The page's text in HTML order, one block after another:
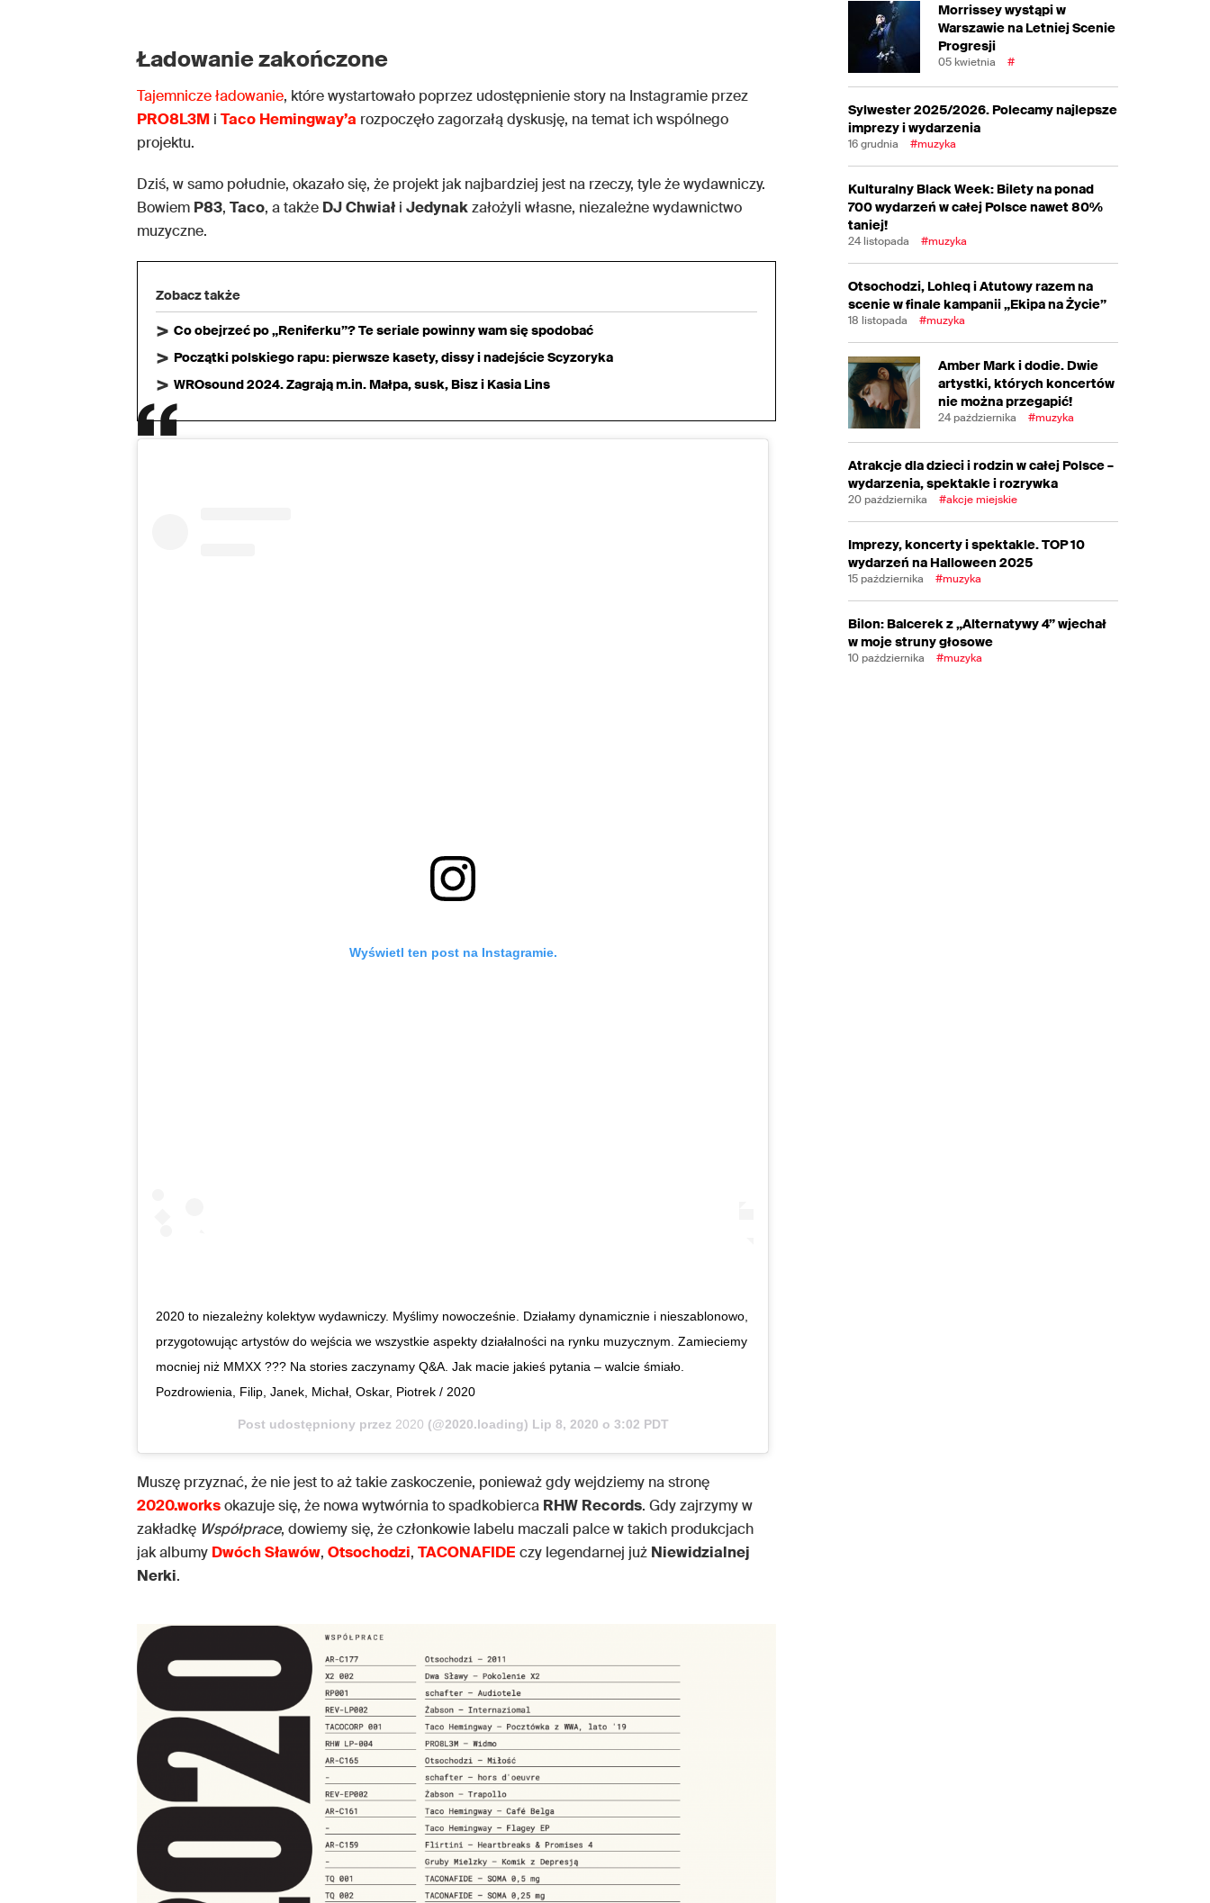
Ładowanie zakończone
Tajemnicze ładowanie, które wystartowało poprzez udostępnienie story na Instagramie przez
PRO8L3M i Taco Hemingway’a rozpoczęło zagorzałą dyskusję, na temat ich wspólnego
projektu.
Dziś, w samo południe, okazało się, że projekt jak najbardziej jest na rzeczy, tyle że wydawniczy.
Bowiem P83, Taco, a także DJChwiał i Jedynakzałożyli własne, niezależne wydawnictwo
muzyczne.
Zobacz także
Co obejrzeć po „Reniferku”? Te seriale powinny wam się spodobać
Początki polskiego rapu: pierwsze kasety, dissy i nadejście Scyzoryka
WROsound 2024. Zagrają m.in. Małpa, susk, Bisz i Kasia Lins
Wyświetl ten post na Instagramie.
2020 to niezależny kolektyw wydawniczy. Myślimy nowocześnie. Działamy dynamicznie i nieszablonowo,
przygotowując artystów do wejścia we wszystkie aspekty działalności na rynku muzycznym. Zamieciemy
mocniej niż MMXX ??? Na stories zaczynamy Q&A. Jak macie jakieś pytania – walcie śmiało.
Pozdrowienia, Filip, Janek, Michał, Oskar, Piotrek / 2020
Post udostępniony przez 2020 (@2020.loading) Lip 8, 2020 o 3:02 PDT
Muszę przyznać, że nie jest to aż takie zaskoczenie, ponieważ gdy wejdziemy na stronę
2020.worksokazuje się, że nowa wytwórnia to spadkobierca RHW Records. Gdy zajrzymy w
zakładkę Współprace, dowiemy się, że członkowie labelu maczali palce w takich produkcjach
jak albumy DwóchSławów, Otsochodzi, TACONAFIDE czy legendarnej już Niewidzialnej
Nerki.
Morrissey wystąpi w
Warszawie na Letniej Scenie
Progresji
05 kwietnia #
Sylwester 2025/2026. Polecamy najlepsze
imprezy i wydarzenia
16 grudnia #muzyka
Kulturalny Black Week: Bilety na ponad
700 wydarzeń w całej Polsce nawet 80%
taniej!
24 listopada #muzyka
Otsochodzi, Lohleq i Atutowy razem na
scenie w finale kampanii „Ekipa na Życie”
18 listopada #muzyka
Amber Mark i dodie. Dwie
artystki, których koncertów
nie można przegapić!
24 października #muzyka
Atrakcje dla dzieci i rodzin w całej Polsce –
wydarzenia, spektakle i rozrywka
20 października #akcje miejskie
Imprezy, koncerty i spektakle. TOP 10
wydarzeń na Halloween 2025
15 października #muzyka
Bilon: Balcerek z „Alternatywy 4” wjechał
w moje struny głosowe
10 października #muzyka